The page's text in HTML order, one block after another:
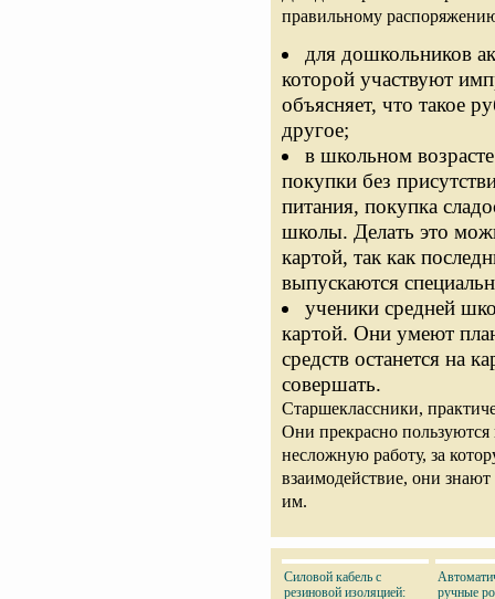
правильному
для дошкольников
которой участвуют
объясняет, что такое
другое;
в школьном
покупки без
питания, покупка
школы. Делать это
картой, так как
выпускаются
ученики средней
картой. Они умеют
средств останется на
совершать.
Старшеклассники,
Они прекрасно
несложную работу, за
взаимодействие, они
им.
Силовой кабель с
резиновой изоляцией:
ручные